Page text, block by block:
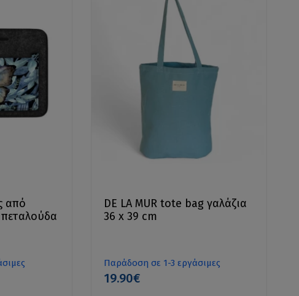
από
DE LA MUR tote bag γαλάζια
36 x 39 cm
Παράδοση σε 1-3 εργάσιμες
19.90€